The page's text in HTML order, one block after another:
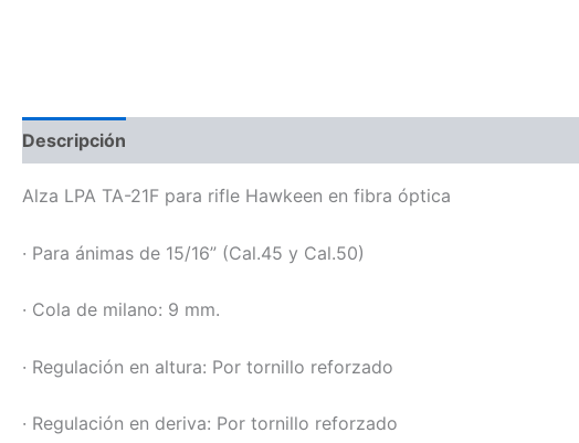
Descripción
Alza LPA TA-21F para rifle Hawkeen en fibra óptica
· Para ánimas de 15/16” (Cal.45 y Cal.50)
· Cola de milano: 9 mm.
· Regulación en altura: Por tornillo reforzado
· Regulación en deriva: Por tornillo reforzado